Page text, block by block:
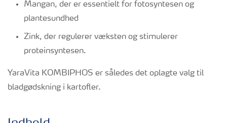
Mangan, der er essentielt for fotosyntesen og
plantesundhed
Zink, der regulerer væksten og stimulerer
proteinsyntesen.
YaraVita KOMBIPHOS er således det oplagte valg til
bladgødskning i kartofler.